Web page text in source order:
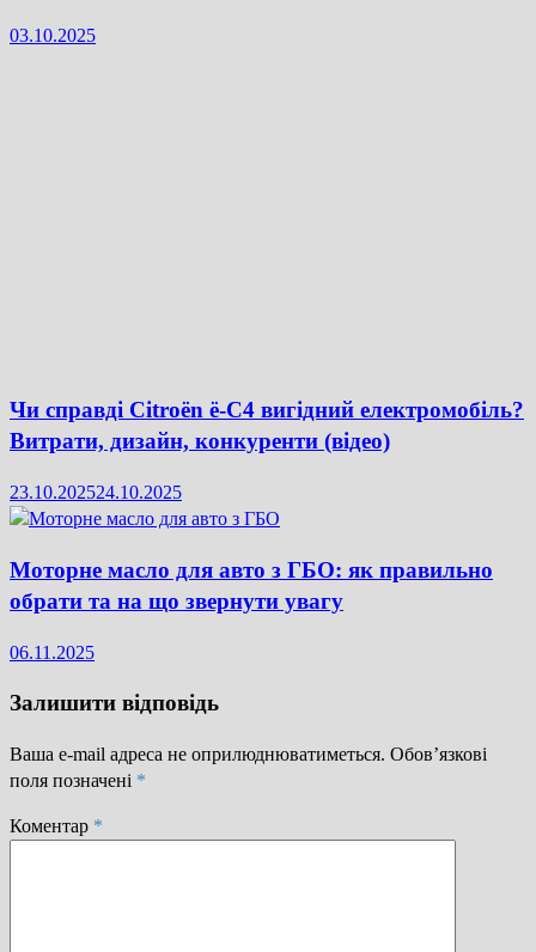
03.10.2025
Чи справді Citroën ë-C4 вигідний електромобіль?
Витрати, дизайн, конкуренти (відео)
23.10.202524.10.2025
Моторне масло для авто з ГБО: як правильно
обрати та на що звернути увагу
06.11.2025
Залишити відповідь
Ваша e-mail адреса не оприлюднюватиметься. Обов’язкові
поля позначені *
Коментар *